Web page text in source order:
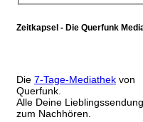
Zeitkapsel - Die Querfunk
Die 7-Tage-Mediathek von
Querfunk.
Alle Deine
zum Nachhören.